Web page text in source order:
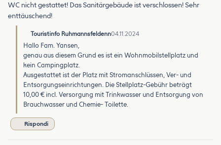
WC nicht gestattet! Das Sanitärgebäude ist verschlossen! Sehr
enttäuschend!
Touristinfo Ruhmannsfeldenn04.11.2024
Hallo Fam. Yansen,
genau aus diesem Grund es ist ein Wohnmobilstellplatz und
kein Campingplatz.
Ausgestattet ist der Platz mit Stromanschlüssen, Ver- und
Entsorgungseinrichtungen. Die Stellplatz-Gebühr beträgt
10,00 € incl. Versorgung mit Trinkwasser und Entsorgung von
Brauchwasser und Chemie- Toilette.
Rispondi